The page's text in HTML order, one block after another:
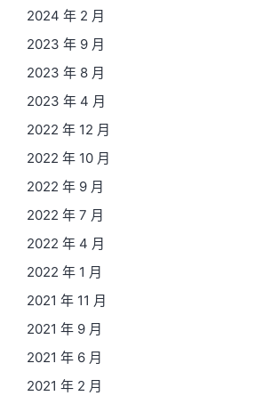
2024 年 2 月
2023 年 9 月
2023 年 8 月
2023 年 4 月
2022 年 12 月
2022 年 10 月
2022 年 9 月
2022 年 7 月
2022 年 4 月
2022 年 1 月
2021 年 11 月
2021 年 9 月
2021 年 6 月
2021 年 2 月